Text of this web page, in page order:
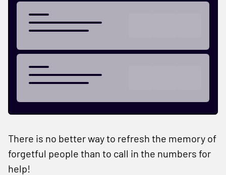
There is no better way to refresh the memory of
forgetful people than to call in the numbers for
help!